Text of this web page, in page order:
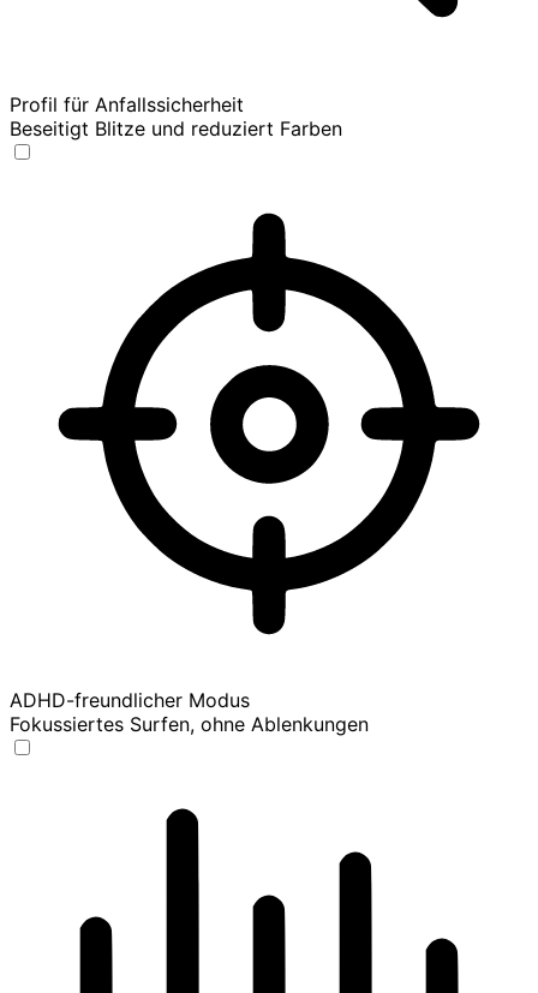
Profil für Anfallssicherheit
Beseitigt Blitze und reduziert Farben
ADHD-freundlicher Modus
Fokussiertes Surfen, ohne Ablenkungen